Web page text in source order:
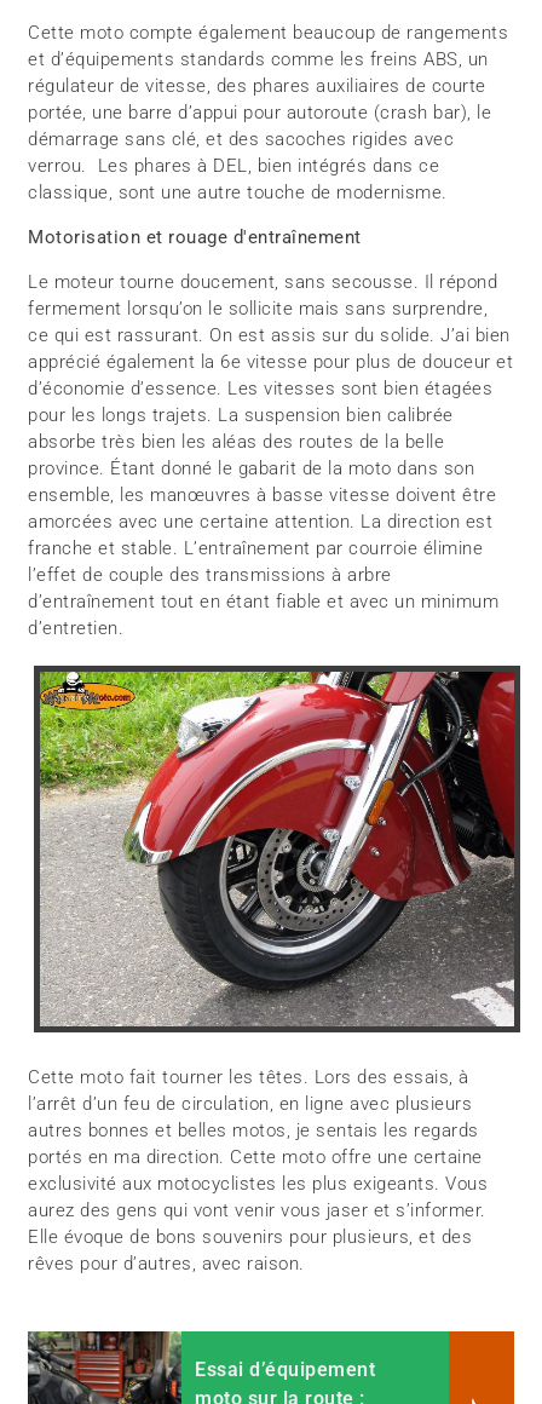
Cette moto compte également beaucoup de rangements
et d’équipements standards comme les freins ABS, un
régulateur de vitesse, des phares auxiliaires de courte
portée, une barre d’appui pour autoroute (crash bar), le
démarrage sans clé, et des sacoches rigides avec
verrou. Les phares à DEL, bien intégrés dans ce
classique, sont une autre touche de modernisme.
Motorisation et rouage d'entraînement
Le moteur tourne doucement, sans secousse. Il répond
fermement lorsqu’on le sollicite mais sans surprendre,
ce qui est rassurant. On est assis sur du solide. J’ai bien
apprécié également la 6e vitesse pour plus de douceur et
d’économie d’essence. Les vitesses sont bien étagées
pour les longs trajets. La suspension bien calibrée
absorbe très bien les aléas des routes de la belle
province. Étant donné le gabarit de la moto dans son
ensemble, les manœuvres à basse vitesse doivent être
amorcées avec une certaine attention. La direction est
franche et stable. L’entraînement par courroie élimine
l’effet de couple des transmissions à arbre
d’entraînement tout en étant fiable et avec un minimum
d’entretien.
Cette moto fait tourner les têtes. Lors des essais, à
l’arrêt d’un feu de circulation, en ligne avec plusieurs
autres bonnes et belles motos, je sentais les regards
portés en ma direction. Cette moto offre une certaine
exclusivité aux motocyclistes les plus exigeants. Vous
aurez des gens qui vont venir vous jaser et s’informer.
Elle évoque de bons souvenirs pour plusieurs, et des
rêves pour d’autres, avec raison.
Essai d’équipement
moto sur la route :